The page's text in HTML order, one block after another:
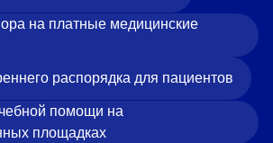
на платные медицинские
распорядка для пациентов
помощи на
площадках